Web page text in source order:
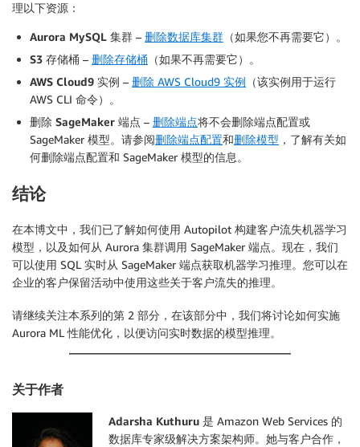
理以下资源：
Aurora MySQL 集群 – 删除数据库集群 （如果您不再需要它）。
S3 存储桶 – 删除存储桶 （如果不再需要它）。
AWS Cloud9 实例 – 删除 AWS Cloud9 实例 （该实例用于运行
AWS CLI 命令）。
删除 SageMaker 端点 – 删除端点将不会删除端点配置或
SageMaker 模型。请参阅删除端点配置和删除模型 ，了解有关如
何删除端点配置和 SageMaker 模型的信息。
结论
在本博文中，我们已了解如何使用 Autopilot 构建客户流失机器学习
模型，以及如何从 Aurora 集群调用 SageMaker 端点。现在，我们
可以使用 SQL 实时从 SageMaker 端点获取机器学习推理。您可以在
企业的客户保留活动中使用这些关于客户流失的推理。
请继续关注本系列的第 2 部分，在该部分中，我们将讨论如何实施
Aurora ML 性能优化，以便访问实时数据的模型推理。
关于作者
Adarsha Kuthuru 是 Amazon Web Services 的
数据库专家级解决方案架构师。她与客户合作，